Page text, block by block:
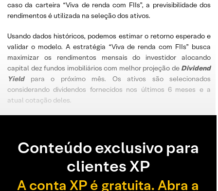
caso da carteira “Viva de renda com FIIs”, a previsibilidade dos
rendimentos é utilizada na seleção dos ativos.
Usando dados históricos, podemos estimar o retorno esperado e
validar o modelo. A estratégia “Viva de renda com FIIs” busca
maximizar os rendimentos mensais do investidor alocando
capital dez fundos imobiliários com melhor projeção de Dividend
Yieldpara o próximo mês. Os ativos são selecionados
considerando dividendos fornecidos nos últimos 6 meses e a
atual cotação deles.
Conteúdo exclusivo para
clientes XP
A conta XP é gratuita. Abra a